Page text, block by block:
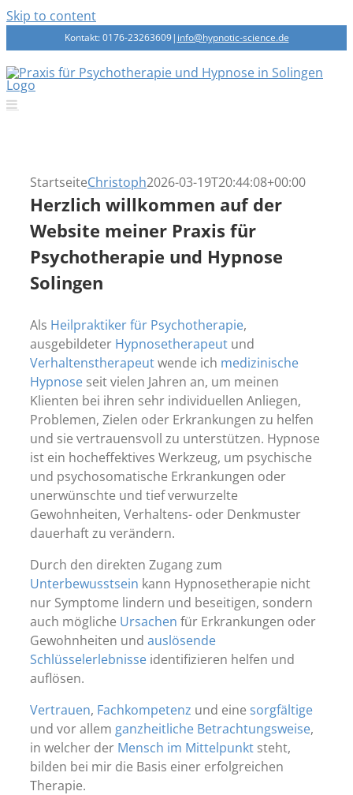
Skip to content
Kontakt: 0176-23263609| info@hypnotic-science.de
StartseiteChristoph2026-03-19T20:44:08+00:00
Herzlich willkommen auf der
Website meiner Praxis für
Psychotherapie und Hypnose
Solingen
Als Heilpraktiker für Psychotherapie,
ausgebildeter Hypnosetherapeut und
Verhaltenstherapeutwende ich medizinische
Hypnose seit vielen Jahren an, um meinen
Klienten bei ihren sehr individuellen Anliegen,
Problemen, Zielen oder Erkrankungen zu helfen
und sie vertrauensvoll zu unterstützen. Hypnose
ist ein hocheffektives Werkzeug, um psychische
und psychosomatische Erkrankungen oder
unerwünschte und tief verwurzelte
Gewohnheiten, Verhaltens- oder Denkmuster
dauerhaft zu verändern.
Durch den direkten Zugang zum
Unterbewusstsein kann Hypnosetherapie nicht
nur Symptome lindern und beseitigen, sondern
auch mögliche Ursachen für Erkrankungen oder
Gewohnheiten und auslösende
Schlüsselerlebnisse identifizieren helfen und
auflösen.
Vertrauen, Fachkompetenz und eine sorgfältige
und vor allem ganzheitliche Betrachtungsweise,
in welcher der Mensch im Mittelpunkt steht,
bilden bei mir die Basis einer erfolgreichen
Therapie.